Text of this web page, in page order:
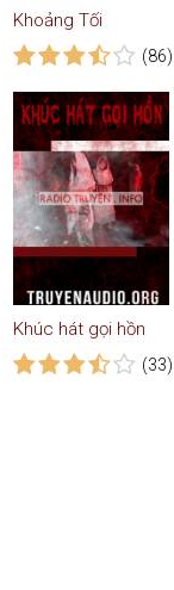
Khoảng Tối
(86)
Khúc hát gọi hồn
(33)